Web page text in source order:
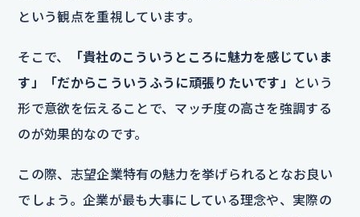
という観点を重視しています。
そこで、
「貴社のこういうところに魅力を感じていま
す」「だからこういうふうに頑張りたいです」
という
形で意欲を伝えることで、マッチ度の高さを強調する
のが効果的なのです。
この際、志望企業特有の魅力を挙げられるとなお良い
でしょう。企業が最も大事にしている理念や、実際の